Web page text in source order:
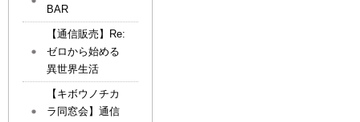
BAR
【通信販売】Re:
ゼロから始める
異世界生活
【キボウノチカ
ラ同窓会】通信